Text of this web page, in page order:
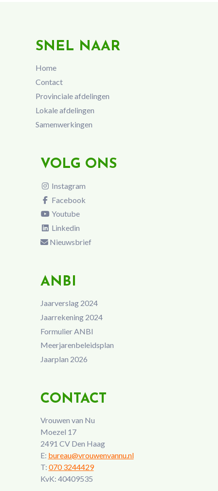
SNEL NAAR
Home
Contact
Provinciale afdelingen
Lokale afdelingen
Samenwerkingen
VOLG ONS
Instagram
Facebook
Youtube
Linkedin
Nieuwsbrief
ANBI
Jaarverslag 2024
Jaarrekening 2024
Formulier ANBI
Meerjarenbeleidsplan
Jaarplan 2026
CONTACT
Vrouwen van Nu
Moezel 17
2491 CV Den Haag
E: bureau@vrouwenvannu.nl
T: 070 3244429
KvK: 40409535